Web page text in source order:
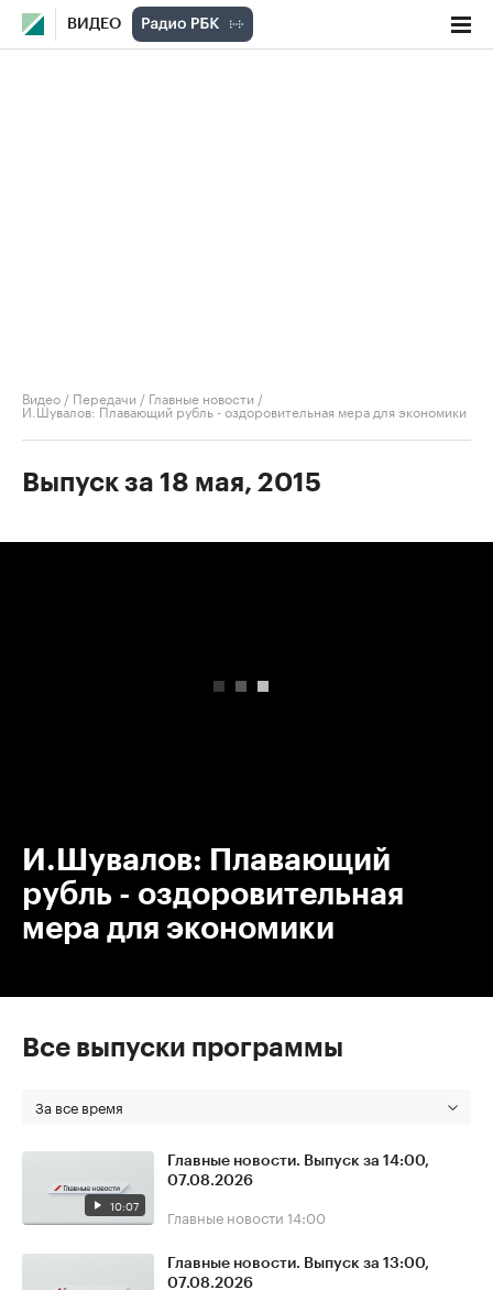
ВИДЕО
Видео / Передачи / Главные новости /
И.Шувалов: Плавающий рубль - оздоровительная мера для экономики
Выпуск за 18 мая, 2015
И.Шувалов: Плавающий
рубль - оздоровительная
мера для экономики
Все выпуски программы
За все время
10:07
Главные новости. Выпуск за 14:00,
07.08.2026
Главные новости 14:00
Главные новости. Выпуск за 13:00,
07.08.2026